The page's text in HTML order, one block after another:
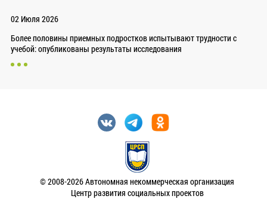
02 Июля 2026
Более половины приемных подростков испытывают трудности с
учебой: опубликованы результаты исследования
© 2008-2026 Автономная некоммерческая организация
Центр развития социальных проектов